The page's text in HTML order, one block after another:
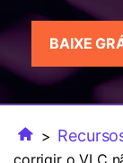
Vídeo/Áudio
Usuários de Filmes
passo a passo
Todas as
Vídeo Tutorial
Assista ao
BAIXE
>